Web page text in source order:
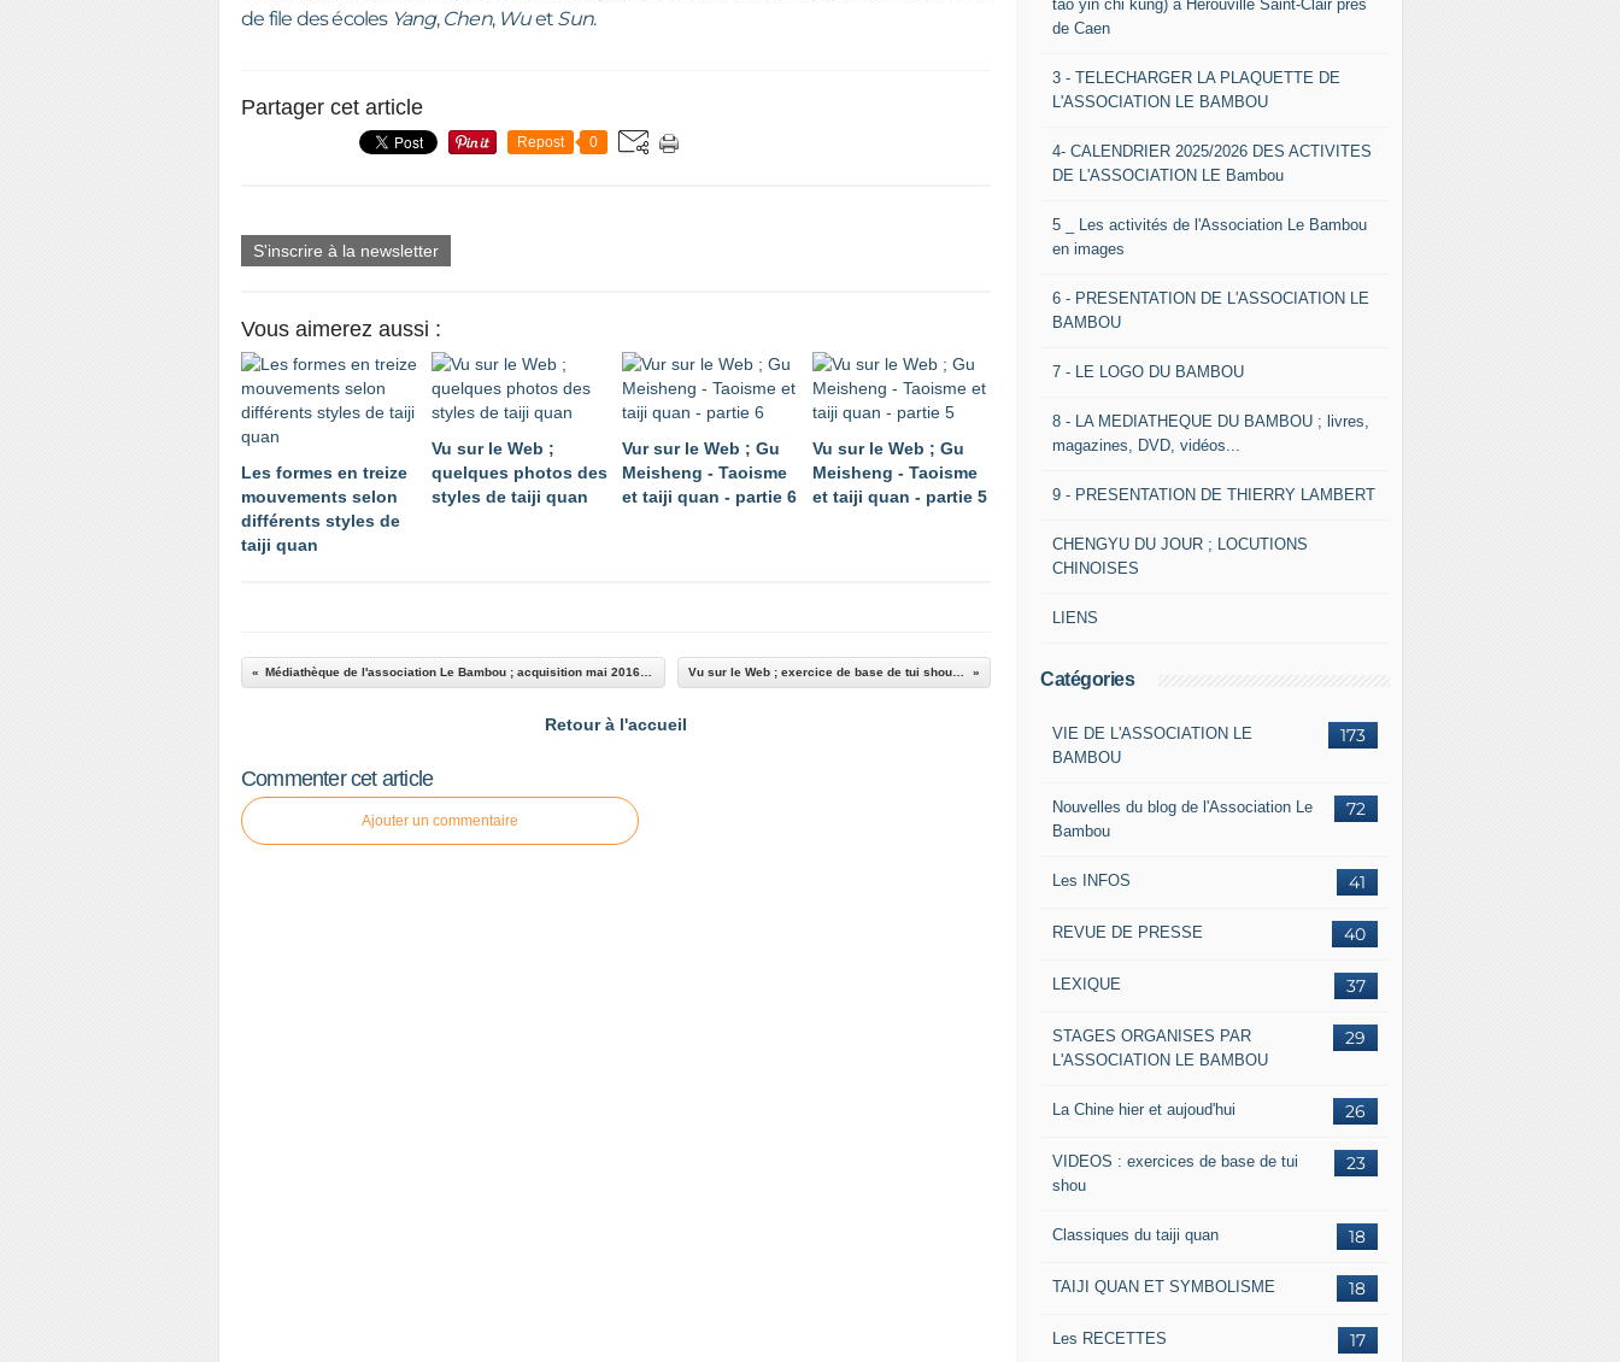
de file des écoles Yang, Chen, Wuet Sun.
Partager cet article
Repost 0
S'inscrire à la newsletter
Vous aimerez aussi :
Les formes en treize
mouvements selon
différents styles de
taiji quan
Vu sur le Web ;
quelques photos des
styles de taiji quan
Vur sur le Web ; Gu
Meisheng - Taoisme
et taiji quan - partie 6
Vu sur le Web ; Gu
Meisheng - Taoisme
et taiji quan - partie 5
Vu sur le Web ; exercice de base de tui shou n°15 partie 1 Yangjia michuan taiji quan
Retour à l'accueil
Commenter cet article
Ajouter un commentaire
tao yin chi kung) à Hérouville Saint-Clair près
de Caen
3 - TELECHARGER LA PLAQUETTE DE
L'ASSOCIATION LE BAMBOU
4- CALENDRIER 2025/2026 DES ACTIVITES
DE L'ASSOCIATION LE Bambou
5 _ Les activités de l'Association Le Bambou
en images
6 - PRESENTATION DE L'ASSOCIATION LE
BAMBOU
7 - LE LOGO DU BAMBOU
8 - LA MEDIATHEQUE DU BAMBOU ; livres,
magazines, DVD, vidéos...
9 - PRESENTATION DE THIERRY LAMBERT
CHENGYU DU JOUR ; LOCUTIONS
CHINOISES
LIENS
Catégories
173
VIE DE L'ASSOCIATION LE
BAMBOU
72
Nouvelles du blog de l'Association Le
Bambou
41
Les INFOS
40
REVUE DE PRESSE
37
LEXIQUE
29
STAGES ORGANISES PAR
L'ASSOCIATION LE BAMBOU
26
La Chine hier et aujoud'hui
23
VIDEOS : exercices de base de tui
shou
18
Classiques du taiji quan
18
TAIJI QUAN ET SYMBOLISME
17
Les RECETTES